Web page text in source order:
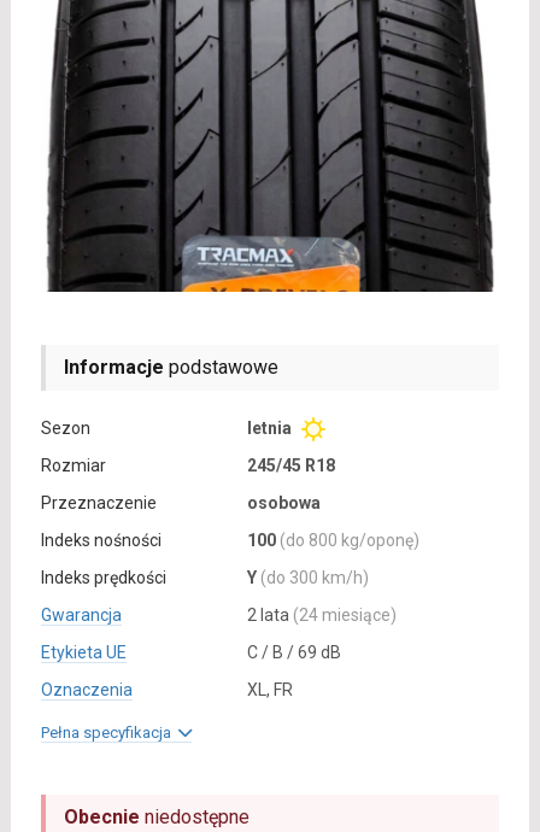
Informacje podstawowe
Sezon
letnia
Rozmiar
245/45 R18
Przeznaczenie
osobowa
Indeks nośności
100 (do 800 kg/oponę)
Indeks prędkości
Y (do 300 km/h)
Gwarancja
2 lata (24 miesiące)
Etykieta UE
C / B / 69 dB
Oznaczenia
XL, FR
Pełna specyfikacja
Obecnie niedostępne